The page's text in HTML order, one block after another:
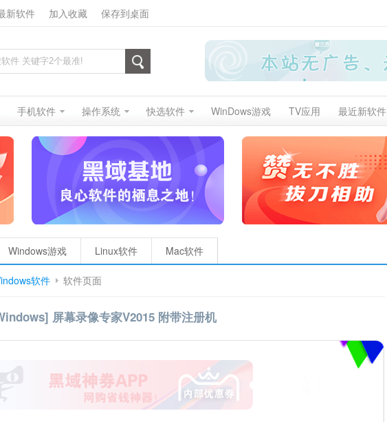
新软件 加入收藏 保存到桌面
手机软件 操作系统 快选软件 WinDows游戏 TV应用 最近新软件
Windows游戏 Linux软件 Mac软件
软件 软件页面
屏幕录像专家V2015 附带注册机